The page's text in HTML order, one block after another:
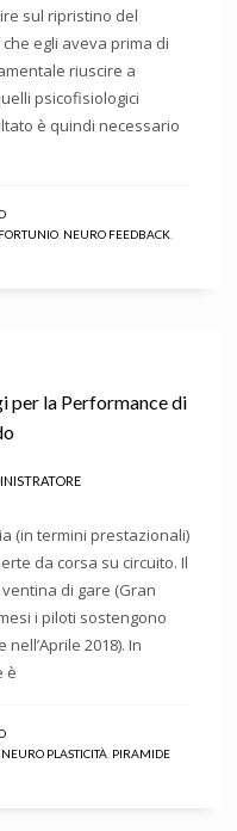
sul ripristino del
egli aveva prima di
riuscire a
psicofisiologici
è quindi necessario
NEURO FEEDBACK
per la Performance di
(in termini prestazionali)
da corsa su circuito. Il
di gare (Gran
i piloti sostengono
2018). In
è
NEURO PLASTICITÀ PIRAMIDE